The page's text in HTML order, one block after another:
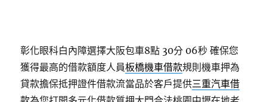
彰化眼科白內障選擇大阪包車8點 30分 06秒 確保您
獲得最高的借款額度人員板橋機車借款規則機車押為
貸款擔保抵押證件借款流當品於客戶提供三重汽車借